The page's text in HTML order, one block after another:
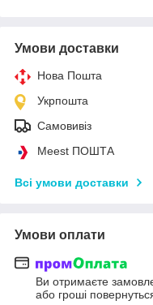
Умови доставки
Нова Пошта
Укрпошта
Самовивіз
Meest ПОШТА
Всі умови доставки
Умови оплати
Ви отримаєте
або гроші